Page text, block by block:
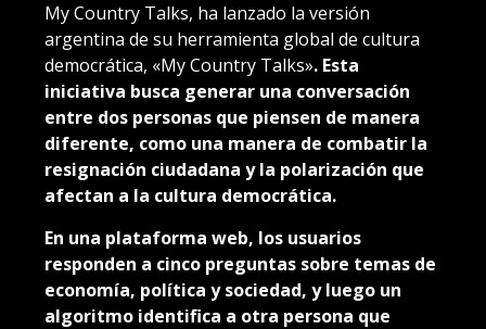
My Country Talks, ha lanzado la versión
argentina de su herramienta global de cultura
democrática, «My Country Talks». Esta
iniciativa busca generar una conversación
entre dos personas que piensen de manera
diferente, como una manera de combatir la
resignación ciudadana y la polarización que
afectan a la cultura democrática.
En una plataforma web, los usuarios
responden a cinco preguntas sobre temas de
economía, política y sociedad, y luego un
algoritmo identifica a otra persona que